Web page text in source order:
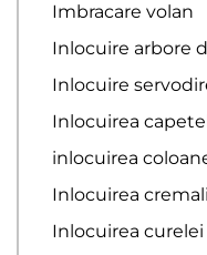
Imbracare volan
Inlocuire arbore
Inlocuire
Inlocuirea
inlocuirea
Inlocuirea
Inlocuirea